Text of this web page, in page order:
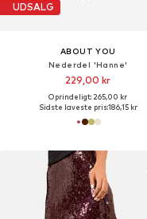
UDSALG
ABOUT YOU
Nederdel 'Hanne'
229,00 kr
Oprindeligt: 265,00 kr
Sidste laveste pris:186,15 kr